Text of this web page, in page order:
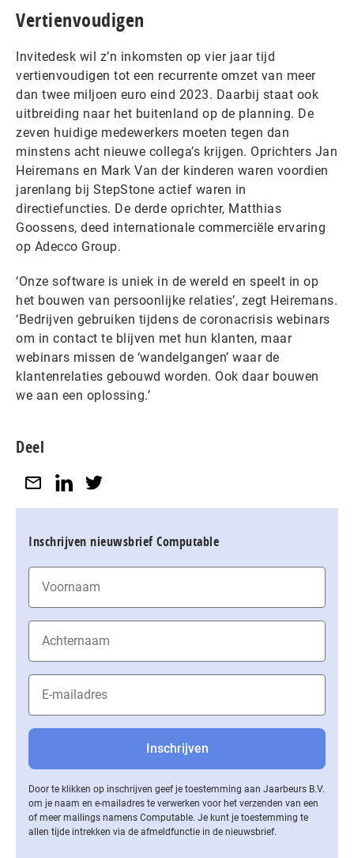
Vertienvoudigen
Invitedesk wil z’n inkomsten op vier jaar tijd
vertienvoudigen tot een recurrente omzet van meer
dan twee miljoen euro eind 2023. Daarbij staat ook
uitbreiding naar het buitenland op de planning. De
zeven huidige medewerkers moeten tegen dan
minstens acht nieuwe collega’s krijgen. Oprichters Jan
Heiremans en Mark Van der kinderen waren voordien
jarenlang bij StepStone actief waren in
directiefuncties. De derde oprichter, Matthias
Goossens, deed internationale commerciële ervaring
op Adecco Group.
‘Onze software is uniek in de wereld en speelt in op
het bouwen van persoonlijke relaties’, zegt Heiremans.
‘Bedrijven gebruiken tijdens de coronacrisis webinars
om in contact te blijven met hun klanten, maar
webinars missen de ‘wandelgangen’ waar de
klantenrelaties gebouwd worden. Ook daar bouwen
we aan een oplossing.’
Deel
Inschrijven nieuwsbrief Computable
Door te klikken op inschrijven geef je toestemming aan Jaarbeurs B.V.
om je naam en e-mailadres te verwerken voor het verzenden van een
of meer mailings namens Computable. Je kunt je toestemming te
allen tijde intrekken via de af­meld­func­tie in de nieuwsbrief.